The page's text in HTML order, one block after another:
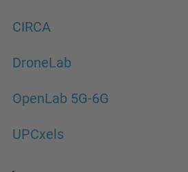
CIRCA
DroneLab
OpenLab 5G-6G
UPCxels